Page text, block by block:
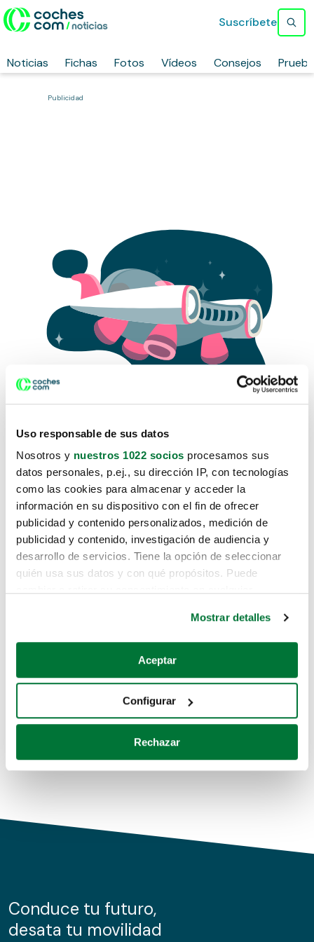
Uso responsable de sus datos
Nosotros y nuestros 1022 socios procesamos sus
datos personales, p.ej., su dirección IP, con tecnologías
como las cookies para almacenar y acceder la
información en su dispositivo con el fin de ofrecer
publicidad y contenido personalizados, medición de
publicidad y contenido, investigación de audiencia y
desarrollo de servicios. Tiene la opción de seleccionar
quién usa sus datos y con qué propósitos. Puede
Si lo permite, también quisiéramos:
Recopilar información sobre su ubicación geográfica
Identificar su dispositivo analizándolo activamente
para buscar características específicas (huellas
Obtenga más información sobre cómo se procesan sus
de cookies.
información sobre el uso que haga del sitio web con
nuestros partners de redes sociales, publicidad y análisis
Mostrar detalles
Aceptar
Configurar
Rechazar
Noticias Fichas Fotos Vídeos Consejos
Suscríbete
Publicidad
Lo sentimos, no sabemos como
te hemos traido hasta aquí.
Pero puedes encontrar el coche que estás
buscando en alguno de estos enlaces:
Coches de segunda mano
Coches de km0
Conduce tu futuro,
desata tu movilidad